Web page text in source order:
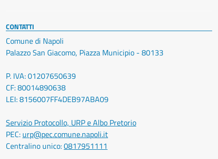
CONTATTI
Comune di Napoli
Palazzo San Giacomo, Piazza Municipio - 80133
P. IVA: 01207650639
CF: 80014890638
LEI: 8156007FF4DEB97ABA09
Servizio Protocollo, URP e Albo Pretorio
PEC: urp@pec.comune.napoli.it
Centralino unico:0817951111